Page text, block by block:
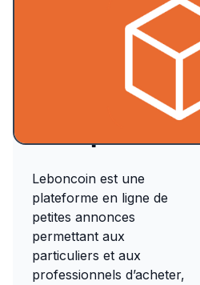
Leboncoin est une
plateforme en ligne de
petites annonces
permettant aux
particuliers et aux
professionnels d’acheter,